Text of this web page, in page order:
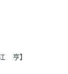
亨】